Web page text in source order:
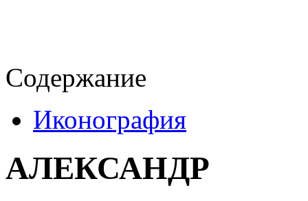
Содержание
Иконография
АЛЕКСАНДР